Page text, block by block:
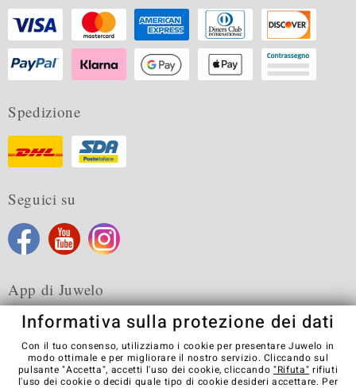
Spedizione
Seguici su
App di Juwelo
Condizioni generali di vendita Informativa Privacy
Cookies
Informativa sulla protezione dei dati
Con il tuo consenso, utilizziamo i cookie per presentare Juwelo in
modo ottimale e per migliorare il nostro servizio. Cliccando sul
pulsante "Accetta", accetti l'uso dei cookie, cliccando "Rifuta" rifiuti
l'uso dei cookie o decidi quale tipo di cookie desideri accettare. Per